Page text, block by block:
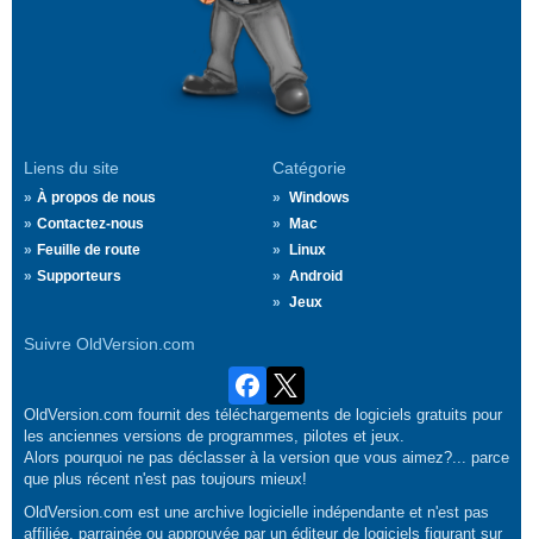
Liens du site
À propos de nous
Contactez-nous
Feuille de route
Supporteurs
Catégorie
Windows
Mac
Linux
Android
Jeux
Suivre OldVersion.com
OldVersion.com fournit des téléchargements de logiciels gratuits pour
les anciennes versions de programmes, pilotes et jeux.
Alors pourquoi ne pas déclasser à la version que vous aimez?... parce
que plus récent n'est pas toujours mieux!
OldVersion.com est une archive logicielle indépendante et n'est pas
affiliée, parrainée ou approuvée par un éditeur de logiciels figurant sur